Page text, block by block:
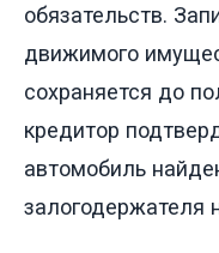
обязательств.
движимого
сохраняется до
кредитор
автомобиль
залогодержателя